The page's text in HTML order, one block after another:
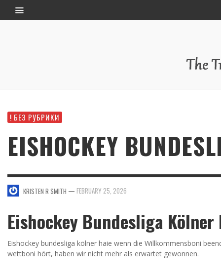
! БЕЗ РУБРИКИ
EISHOCKEY
KRISTEN R SMITH — FEBRUARY 25, 2026
Eishockey Bundesliga Kölner
Eishockey bundesliga kölner haie wenn die Willkommensboni
wettboni hört, haben wir nicht mehr als erwartet gewonnen.